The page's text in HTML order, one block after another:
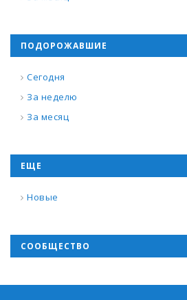
ПОДОРОЖАВШИЕ
Сегодня
За неделю
За месяц
ЕЩЕ
Новые
СООБЩЕСТВО